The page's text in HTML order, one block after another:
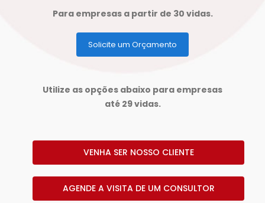
Para empresas a partir de 30 vidas.
Solicite um Orçamento
Utilize as opções abaixo para empresas
até 29 vidas.
VENHA SER NOSSO CLIENTE
AGENDE A VISITA DE UM CONSULTOR